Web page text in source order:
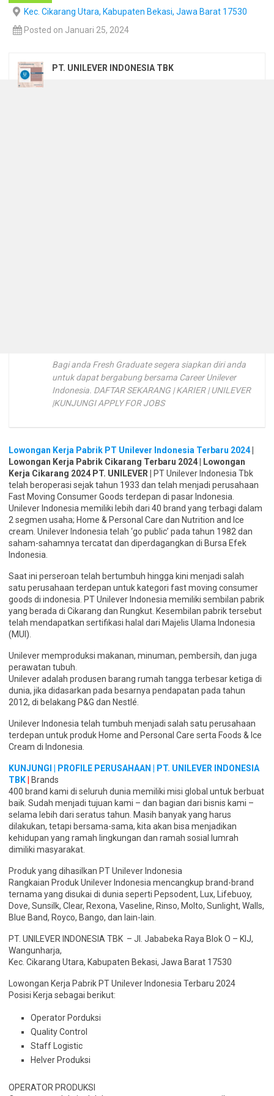
Kec. Cikarang Utara, Kabupaten Bekasi, Jawa Barat 17530
Posted on Januari 25, 2024
PT. UNILEVER INDONESIA TBK
Bagi anda Fresh Graduate segera siapkan diri anda
untuk dapat bergabung bersama Career Unilever
Indonesia. DAFTAR SEKARANG | KARIER | UNILEVER
|KUNJUNGI APPLY FOR JOBS
Lowongan Kerja Pabrik PT Unilever Indonesia Terbaru 2024
Lowongan Kerja Pabrik Cikarang Terbaru 2024 | Lowongan
Kerja Cikarang 2024 PT. UNILEVER |
PT Unilever Indonesia Tbk
telah beroperasi sejak tahun 1933 dan telah menjadi perusahaan
Fast Moving Consumer Goods terdepan di pasar Indonesia.
Unilever Indonesia memiliki lebih dari 40 brand yang terbagi dalam
2 segmen usaha; Home & Personal Care dan Nutrition and Ice
cream. Unilever Indonesia telah ‘go public’ pada tahun 1982 dan
saham-sahamnya tercatat dan diperdagangkan di Bursa Efek
Indonesia.
Saat ini perseroan telah bertumbuh hingga kini menjadi salah
satu perusahaan terdepan untuk kategori fast moving consumer
goods di indonesia. PT Unilever Indonesia memiliki sembilan pabrik
yang berada di Cikarang dan Rungkut. Kesembilan pabrik tersebut
telah mendapatkan sertifikasi halal dari Majelis Ulama Indonesia
(MUI).
Unilever memproduksi makanan, minuman, pembersih, dan juga
perawatan tubuh.
Unilever adalah produsen barang rumah tangga terbesar ketiga di
dunia, jika didasarkan pada besarnya pendapatan pada tahun
2012, di belakang P&G dan Nestlé.
Unilever Indonesia telah tumbuh menjadi salah satu perusahaan
terdepan untuk produk Home and Personal Care serta Foods & Ice
Cream di Indonesia.
KUNJUNGI | PROFILE PERUSAHAAN | PT. UNILEVER INDONESIA
TBK
Brands
400 brand kami di seluruh dunia memiliki misi global untuk berbuat
baik. Sudah menjadi tujuan kami – dan bagian dari bisnis kami –
selama lebih dari seratus tahun. Masih banyak yang harus
dilakukan, tetapi bersama-sama, kita akan bisa menjadikan
kehidupan yang ramah lingkungan dan ramah sosial lumrah
dimiliki masyarakat.
Produk yang dihasilkan PT Unilever Indonesia
Rangkaian Produk Unilever Indonesia mencangkup brand-brand
ternama yang disukai di dunia seperti Pepsodent, Lux, Lifebuoy,
Dove, Sunsilk, Clear, Rexona, Vaseline, Rinso, Molto, Sunlight, Walls,
Blue Band, Royco, Bango, dan lain-lain.
PT. UNILEVER INDONESIA TBK – Jl. Jababeka Raya Blok O – KIJ,
Wangunharja,
Kec. Cikarang Utara, Kabupaten Bekasi, Jawa Barat 17530
Lowongan Kerja Pabrik PT Unilever Indonesia Terbaru 2024
Posisi Kerja sebagai berikut:
Operator Porduksi
Quality Control
Staff Logistic
Helver Produksi
OPERATOR PRODUKSI